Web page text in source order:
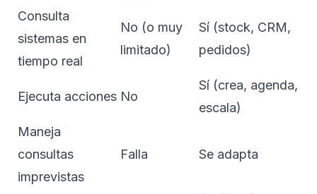
Consulta
sistemas en
tiempo real
No (o muy
limitado)
Sí (stock, CRM,
pedidos)
Ejecuta acciones No
Sí (crea, agenda,
escala)
Maneja
consultas
imprevistas
Falla Se adapta